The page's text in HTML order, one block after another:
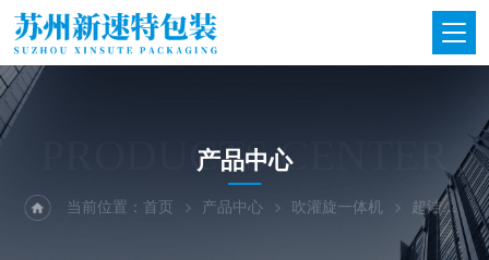
PRODUCTS CENTER
产品中心
当前位置：首页 产品中心 吹灌旋一体机 超洁净吹灌旋一体机